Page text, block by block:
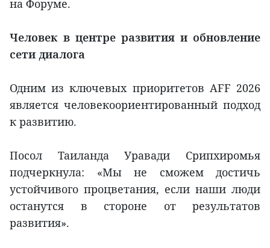
на Форуме.
Человек в центре развития и обновление
сети диалога
Одним из ключевых приоритетов AFF 2026
является человекоориентированный подход
к развитию.
Посол Таиланда Уравади Срипхиромья
подчеркнула: «Мы не сможем достичь
устойчивого процветания, если наши люди
останутся в стороне от результатов
развития».